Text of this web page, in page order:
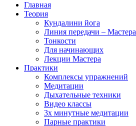
Главная
Теория
Кундалини йога
Линия передачи – Мастера
Тонкости
Для начинающих
Лекции Мастера
Практики
Комплексы упражнений
Медитации
Дыхательные техники
Видео классы
3х минутные медитации
Парные практики